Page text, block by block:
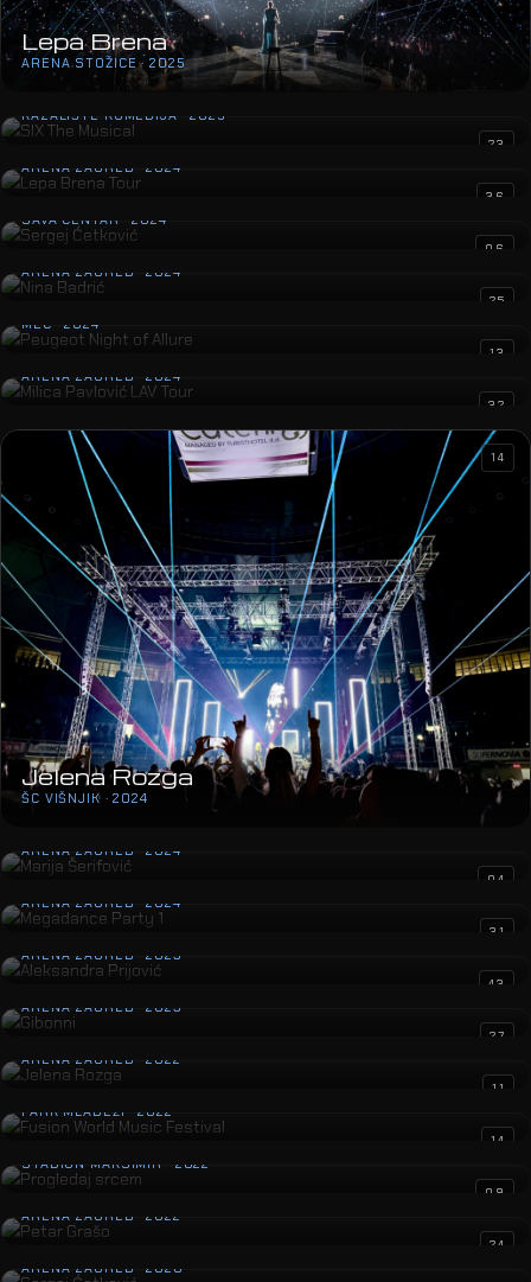
Lepa Brena
ARENA STOŽICE · 2025
SIX The Musical
KAZALIŠTE KOMEDIJA · 2025
23
Lepa Brena Tour
ARENA ZAGREB · 2024
36
Sergej Ćetković
SAVA CENTAR · 2024
06
Nina Badrić
ARENA ZAGREB · 2024
25
Peugeot Night of Allure
MEC · 2024
13
Milica Pavlović LAV Tour
ARENA ZAGREB · 2024
32
Jelena Rozga
ŠC VIŠNJIK · 2024
14
ARENA ZAGREB · 2024
04
Megadance Party 1
ARENA ZAGREB · 2024
31
Aleksandra Prijović
ARENA ZAGREB · 2023
43
Gibonni
ARENA ZAGREB · 2023
27
Jelena Rozga
ARENA ZAGREB · 2022
11
Fusion World Music Festival
PARK MLADEŽI · 2022
14
Progledaj srcem
STADION MAKSIMIR · 2022
09
Petar Grašo
ARENA ZAGREB · 2022
24
Sergej Ćetković
ARENA ZAGREB · 2020